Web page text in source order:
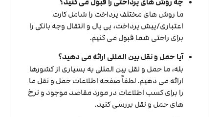
ما روش های مختلف پرداخت را شامل کارت
اعتباری/پیش پرداخت، پی پال و انتقال وجه بانکی را
برای راحتی شما قبول می کنیم.
آیا حمل و نقل بین المللی ارائه می دهید؟
بله، ما حمل و نقل بین المللی به بسیاری از کشورها
ارائه می دهیم. لطفاً صفحه اطلاعات حمل و نقل ما
را برای کسب اطلاعات در مورد مقاصد موجود و نرخ
های حمل و نقل بررسی کنید.